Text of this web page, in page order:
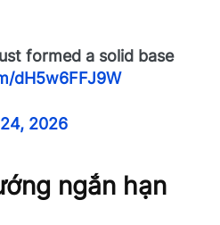
formed a solid base
dH5w6FFJ9W
2026
ngắn hạn